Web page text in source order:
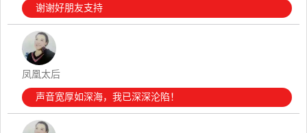
谢谢好朋友支持
凤凰太后
声音宽厚如深海，我已深深沦陷！